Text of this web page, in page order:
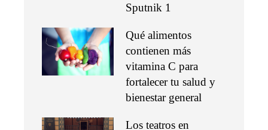
Sputnik 1
Qué alimentos
contienen más
vitamina C para
fortalecer tu salud y
bienestar general
Los teatros en